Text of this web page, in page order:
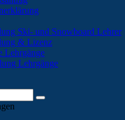
Ski- und Snowboard Lehrer
& Lizenz
Lehrgänge
Lehrgänge